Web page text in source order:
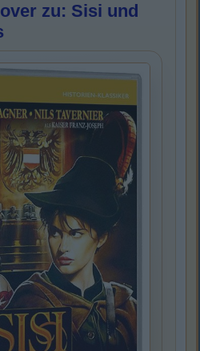
zu: Sisi und